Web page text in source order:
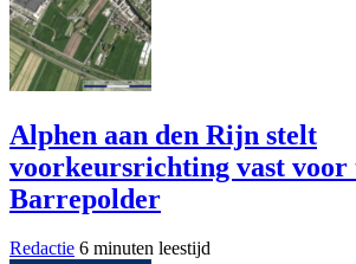
Alphen aan den Rijn stelt
voorkeursrichting vast voor
Barrepolder
Redactie 6 minuten leestijd